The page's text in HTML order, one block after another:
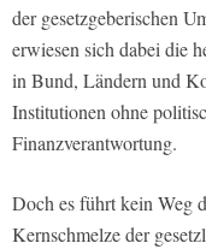
der gesetzgeberischen
erwiesen sich dabei die
in Bund, Ländern und
Institutionen ohne
Finanzverantwortung.
Doch es führt kein Weg
Kernschmelze der